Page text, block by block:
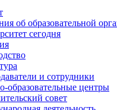
об образовательной
сегодня
и сотрудники
образовательные центры
совет